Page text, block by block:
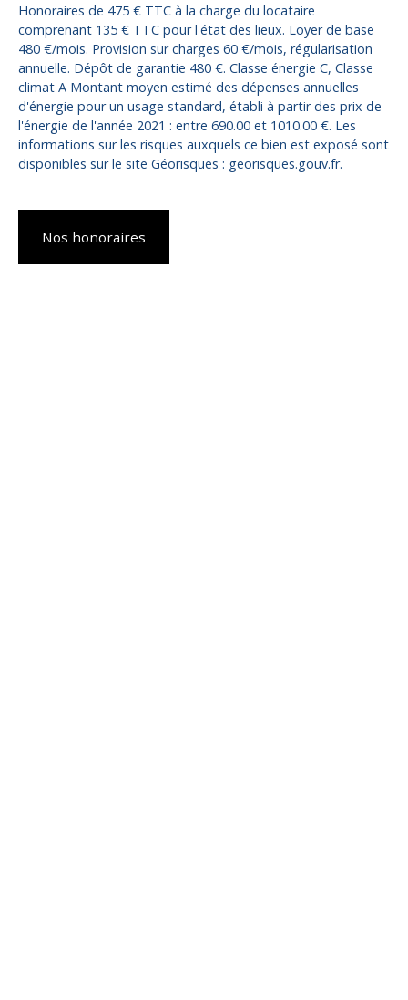
Honoraires de 475 € TTC à la charge du locataire
comprenant 135 € TTC pour l'état des lieux. Loyer de base
480 €/mois. Provision sur charges 60 €/mois, régularisation
annuelle. Dépôt de garantie 480 €. Classe énergie C, Classe
climat A Montant moyen estimé des dépenses annuelles
d'énergie pour un usage standard, établi à partir des prix de
l'énergie de l'année 2021 : entre 690.00 et 1010.00 €. Les
informations sur les risques auxquels ce bien est exposé sont
disponibles sur le site Géorisques : georisques.gouv.fr.
Nos honoraires